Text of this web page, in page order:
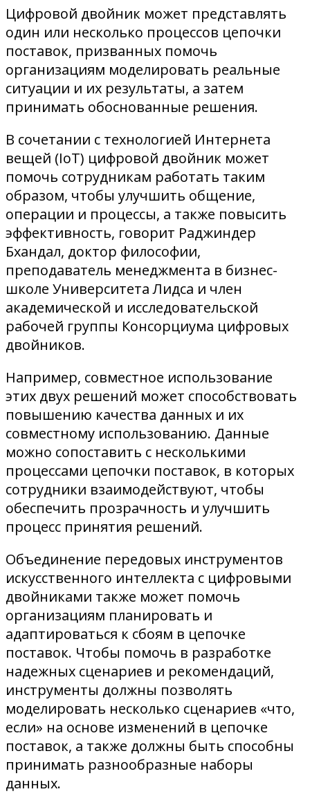
Цифровой двойник может представлять
один или несколько процессов цепочки
поставок, призванных помочь
организациям моделировать реальные
ситуации и их результаты, а затем
принимать обоснованные решения.
В сочетании с технологией Интернета
вещей (IoT) цифровой двойник может
помочь сотрудникам работать таким
образом, чтобы улучшить общение,
операции и процессы, а также повысить
эффективность, говорит Раджиндер
Бхандал, доктор философии,
преподаватель менеджмента в бизнес-
школе Университета Лидса и член
академической и исследовательской
рабочей группы Консорциума цифровых
двойников.
Например, совместное использование
этих двух решений может способствовать
повышению качества данных и их
совместному использованию. Данные
можно сопоставить с несколькими
процессами цепочки поставок, в которых
сотрудники взаимодействуют, чтобы
обеспечить прозрачность и улучшить
процесс принятия решений.
Объединение передовых инструментов
искусственного интеллекта с цифровыми
двойниками также может помочь
организациям планировать и
адаптироваться к сбоям в цепочке
поставок. Чтобы помочь в разработке
надежных сценариев и рекомендаций,
инструменты должны позволять
моделировать несколько сценариев «что,
если» на основе изменений в цепочке
поставок, а также должны быть способны
принимать разнообразные наборы
данных.